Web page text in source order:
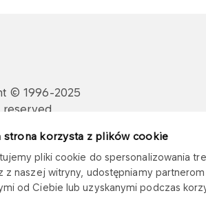
strona korzysta z plików cookie
pliki cookie do spersonalizowania
z naszej witryny, udostępniamy
od Ciebie lub uzyskanymi podczas
© 1996-2025
reserved